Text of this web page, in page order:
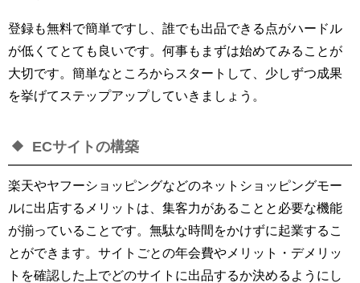
登録も無料で簡単ですし、誰でも出品できる点がハードル
が低くてとても良いです。何事もまずは始めてみることが
大切です。簡単なところからスタートして、少しずつ成果
を挙げてステップアップしていきましょう。
ECサイトの構築
楽天やヤフーショッピングなどのネットショッピングモー
ルに出店するメリットは、集客力があることと必要な機能
が揃っていることです。無駄な時間をかけずに起業するこ
とができます。サイトごとの年会費やメリット・デメリッ
トを確認した上でどのサイトに出品するか決めるようにし